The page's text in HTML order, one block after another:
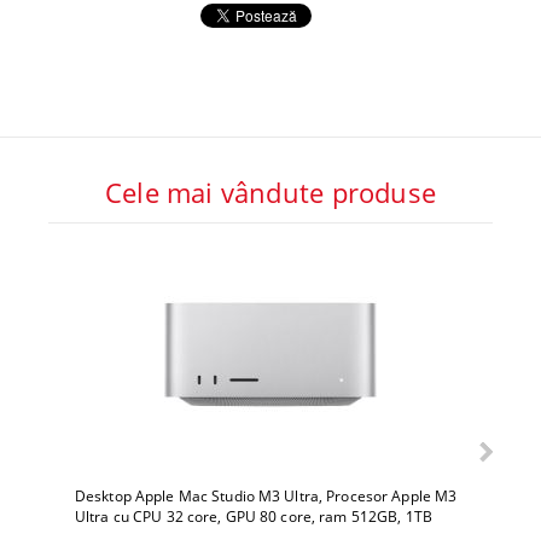
Cele mai vândute produse
Desktop Apple Mac Studio M3 Ultra, Procesor Apple M3
Ultra cu CPU 32 core, GPU 80 core, ram 512GB, 1TB